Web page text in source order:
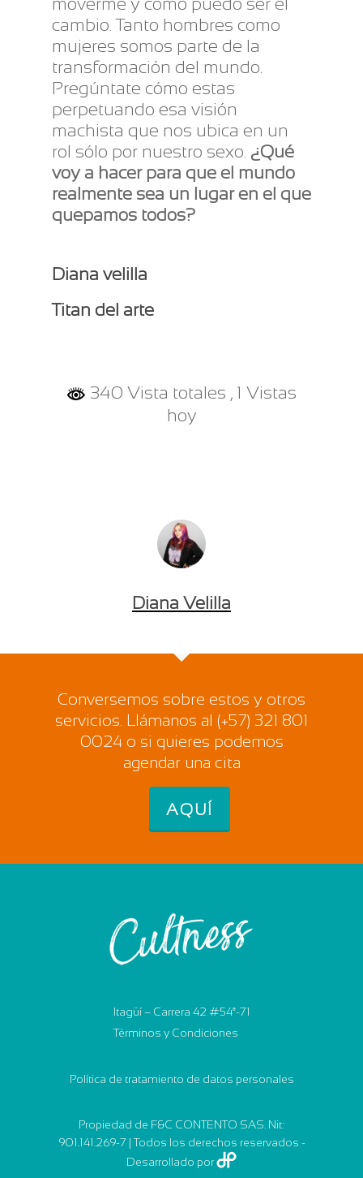
cambio. Tanto hombres como
mujeres somos parte de la
transformación del mundo.
Pregúntate cómo estas
perpetuando esa visión
machista que nos ubica en un
rol sólo por nuestro sexo. ¿Qué
voy a hacer para que el mundo
realmente sea un lugar en el que
quepamos todos?
Diana velilla
Titan del arte
340 Vista totales , 1 Vistas
hoy
Diana Velilla
Conversemos sobre estos y otros
servicios. Llámanos al (+57) 321 801
0024 o si quieres podemos
agendar una cita
AQUÍ
Itagüí – Carrera 42 #54ª-71
Términos y Condiciones
Política de tratamiento de datos personales
Propiedad de F&C CONTENTO SAS. Nit:
901.141.269-7 | Todos los derechos reservados -
Desarrollado por